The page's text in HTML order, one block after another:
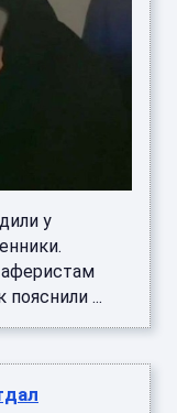
у
аферистам
...